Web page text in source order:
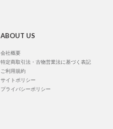
ABOUT US
会社概要
特定商取引法・古物営業法に基づく表記
ご利用規約
サイトポリシー
プライバシーポリシー